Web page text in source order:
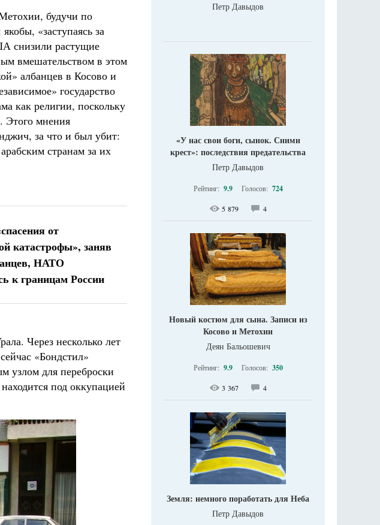
будучи по
«заступаясь за
снизили растущие
вмешательством в этом
албанцев в Косово и
государство
как религии, поскольку
Этого мнения
за что и был убит:
странам за их
от
катастрофы», заняв
НАТО
к границам России
Через несколько лет
«Бондстил»
узлом для переброски
под оккупацией
Петр Давыдов
«У нас свои боги, сынок. Сними
крест»: последствия предательства
Петр Давыдов
Рейтинг: 9.9 Голосов: 724
5 879 4
Новый костюм для сына. Записи из
Косово и Метохии
Деян Бальошевич
Рейтинг: 9.9 Голосов: 350
3 367 4
Земля: немного поработать для Неба
Петр Давыдов